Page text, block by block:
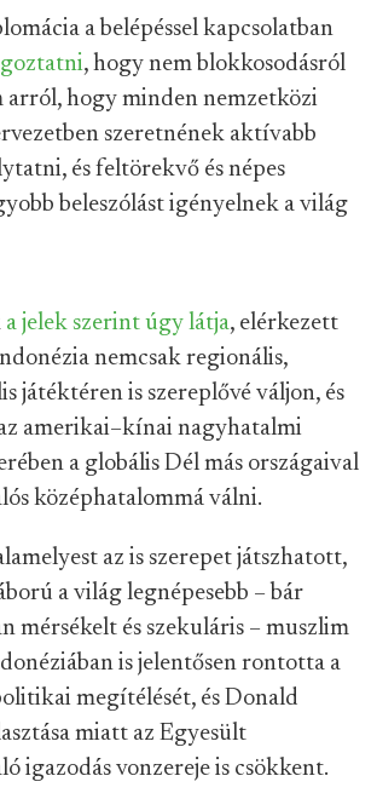
a belépéssel kapcsolatban
, hogy nem blokkosodásról
arról, hogy minden nemzetközi
szeretnének aktívabb
és feltörekvő és népes
beleszólást igényelnek a világ
a jelek szerint úgy látja, elérkezett
nemcsak regionális,
játéktéren is szereplővé váljon, és
amerikai–kínai nagyhatalmi
a globális Dél más országaival
középhatalommá válni.
az is szerepet játszhatott,
a világ legnépesebb – bár
mérsékelt és szekuláris – muszlim
is jelentősen rontotta a
megítélését, és Donald
miatt az Egyesült
igazodás vonzereje is csökkent.